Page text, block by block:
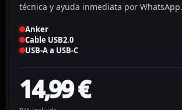
técnica y ayuda inmediata por WhatsApp.
Anker
Cable USB2.0
USB-A a USB-C
14,99€